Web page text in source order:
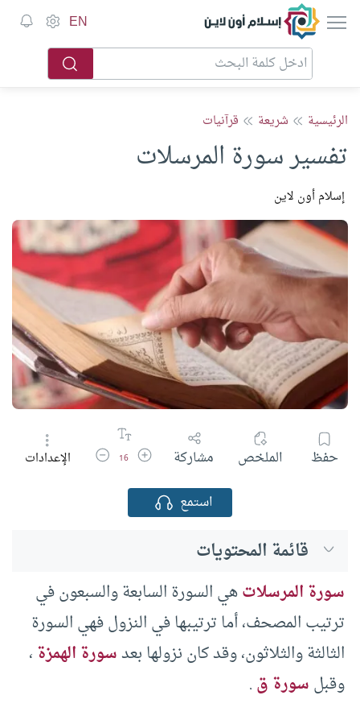
إسلام أون لاين EN
الرئيسية شريعة قرآنيات
تفسير سورة المرسلات
إسلام أون لاين
حفظ الملخص مشاركة زيادة حجم الخط
16 تقليل حجم الخط
الإعدادات
استمع
قائمة المحتويات
سورة المرسلاتهي السورة السابعة والسبعون في
ترتيب المصحف، أما ترتيبها في النزول فهي السورة
الثالثة والثلاثون، وقد كان نزولها بعدسورة الهمزة،
وقبلسورة ق.